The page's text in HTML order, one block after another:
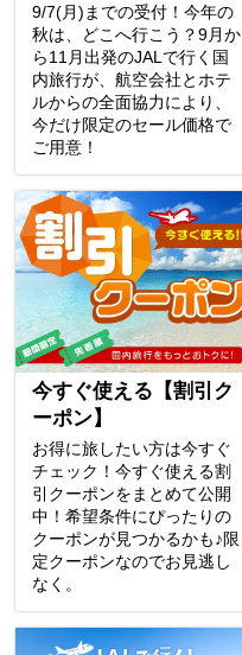
9/7(月)までの受付！今年の
秋は、どこへ行こう？9月か
ら11月出発のJALで行く国
内旅行が、航空会社とホテ
ルからの全面協力により、
今だけ限定のセール価格で
ご用意！
今すぐ使える【割引ク
ーポン】
お得に旅したい方は今すぐ
チェック！今すぐ使える割
引クーポンをまとめて公開
中！希望条件にぴったりの
クーポンが見つかるかも♪限
定クーポンなのでお見逃し
なく。